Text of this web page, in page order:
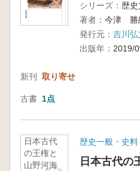
シリーズ： 歴
著者： 今津 勝
発行元： 吉川弘
出版年： 2019/
新刊 取り寄せ
古書 1点
日本古代
の王権と
山野河海
歴史一般・史料
日本古代の